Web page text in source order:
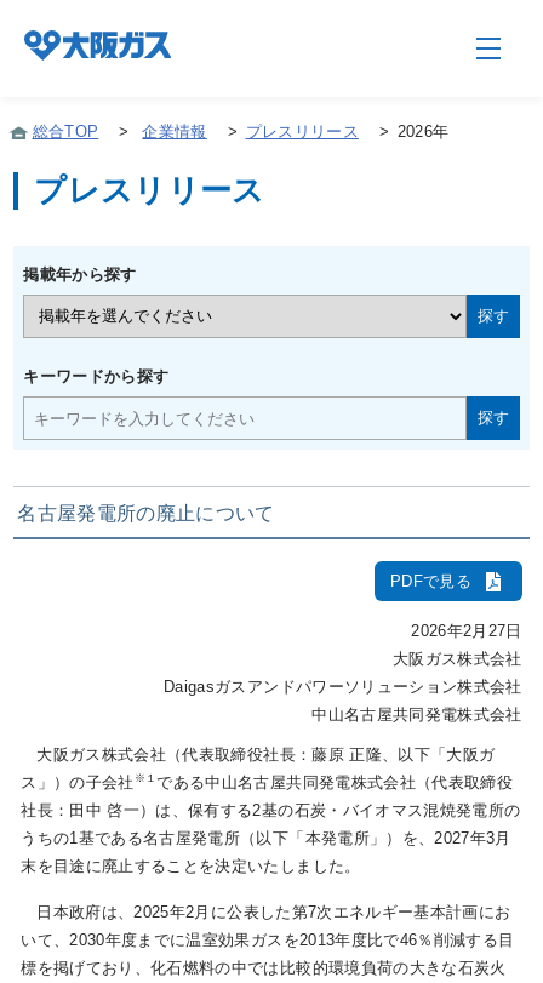
企業情報
ご家庭のお客さま
企業情報TOP
企業/グループについて
社会貢献
サステナビリティ
プレスリリース
総合TOP > 企業情報 > プレスリリース > 2026年
プレスリリース
掲載年から探す
キーワードから探す
名古屋発電所の廃止について
PDFで見る
2026年2月27日
大阪ガス株式会社
Daigasガスアンドパワーソリューション株式会社
中山名古屋共同発電株式会社
大阪ガス株式会社（代表取締役社長：藤原 正隆、以下「大阪ガ
ス」）の子会社 ※１である中山名古屋共同発電株式会社（代表取締役
社長：田中 啓一）は、保有する2基の石炭・バイオマス混焼発電所の
うちの1基である名古屋発電所（以下「本発電所」）を、2027年3月
末を目途に廃止することを決定いたしました。
日本政府は、2025年2月に公表した第7次エネルギー基本計画にお
いて、2030年度までに温室効果ガスを2013年度比で46％削減する目
標を掲げており、化石燃料の中では比較的環境負荷の大きな石炭火